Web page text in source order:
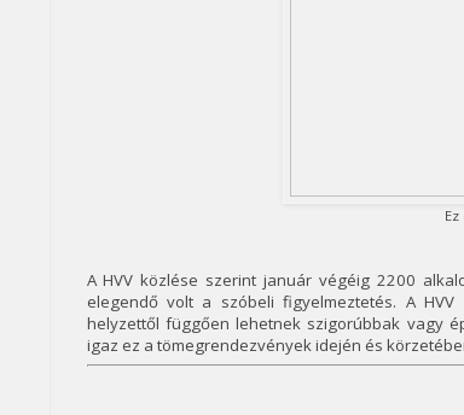
A HVV közlése szerint január végéig 2200
elegendő volt a szóbeli figyelmeztetés. A
helyzettől függően lehetnek szigorúbbak vagy
igaz ez a tömegrendezvények idején és